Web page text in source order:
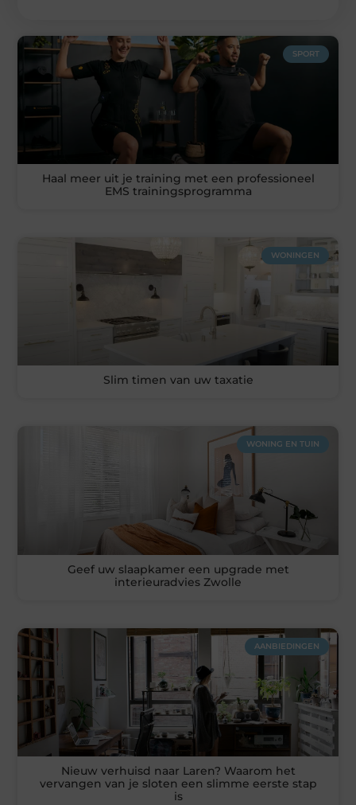
SPORT
Haal meer uit je training met een professioneel
EMS trainingsprogramma
WONINGEN
Slim timen van uw taxatie
WONING EN TUIN
Geef uw slaapkamer een upgrade met
interieuradvies Zwolle
AANBIEDINGEN
Nieuw verhuisd naar Laren? Waarom het
vervangen van je sloten een slimme eerste stap
is